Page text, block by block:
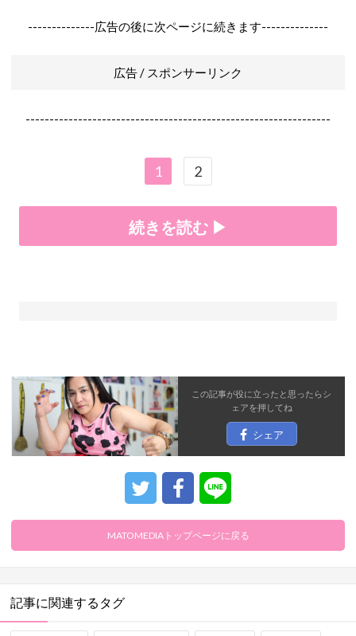
--------------広告の後に次ページに続きます--------------
広告 / スポンサーリンク
----------------------------------------------------------------
1 2
続きを読む ▶
この記事が役に立ったと思ったらシ
ェアを押してね
シェア
MATOMEDIAトップページに戻る
記事に関連するタグ